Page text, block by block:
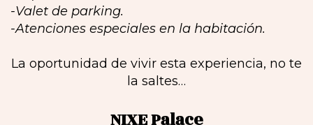
-Valet de parking.
-Atenciones especiales en la habitación.
La oportunidad de vivir esta experiencia, no te
la saltes…